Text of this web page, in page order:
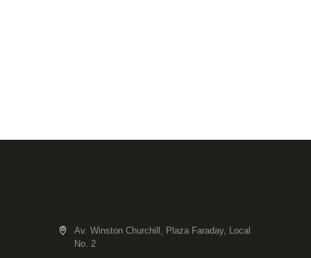
Av. Winston Churchill, Plaza Faraday, Local
No. 2